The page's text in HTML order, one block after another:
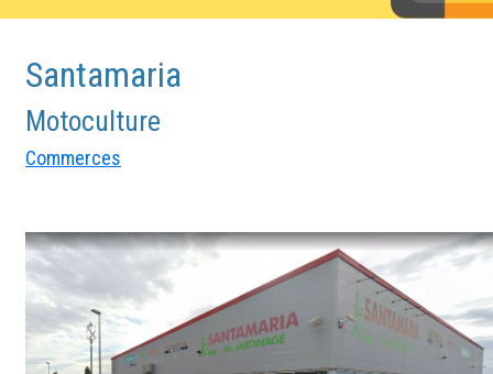
Santamaria
Motoculture
Commerces